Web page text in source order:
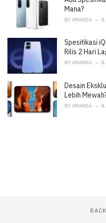
Mana?
BY AMANDA 8
Spesifikasi
Rilis 2 Hari
BY AMANDA 8
Desain
Lebih
BY AMANDA 8